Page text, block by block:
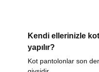
Kendi ellerinizle
yapılır?
Kot pantolonlar son